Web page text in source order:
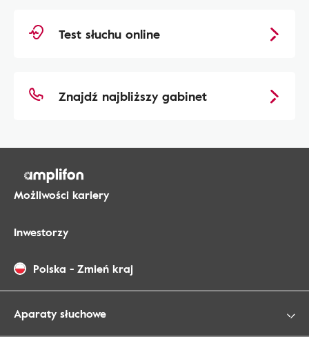
Test słuchu online
Znajdź najbliższy gabinet
Możliwości kariery
Inwestorzy
Polska - Zmień kraj
Aparaty słuchowe